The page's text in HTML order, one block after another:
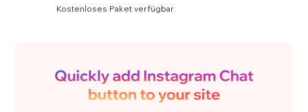
Kostenloses Paket verfügbar